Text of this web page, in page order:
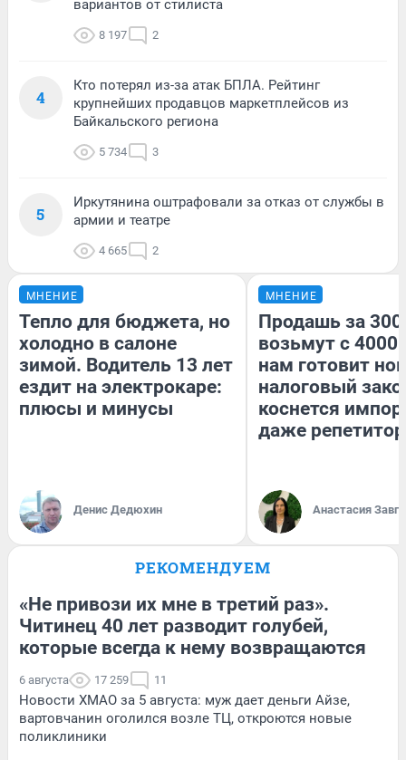
вариантов от стилиста
8 197 2
4
Кто потерял из-за атак БПЛА. Рейтинг
крупнейших продавцов маркетплейсов из
Байкальского региона
5 734 3
5
Иркутянина оштрафовали за отказ от службы в
армии и театре
4 665 2
МНЕНИЕ
Тепло для бюджета, но
холодно в салоне
зимой. Водитель 13 лет
ездит на электрокаре:
плюсы и минусы
Денис Дедюхин
МНЕНИЕ
Продашь за
возьмут с
нам готовит
налоговый
коснется
даже
Анастасия
РЕКОМЕНДУЕМ
«Не привози их мне в третий раз».
Читинец 40 лет разводит голубей,
которые всегда к нему возвращаются
6 августа 17 259 11
Новости ХМАО за 5 августа: муж дает деньги Айзе,
вартовчанин оголился возле ТЦ, откроются новые
поликлиники